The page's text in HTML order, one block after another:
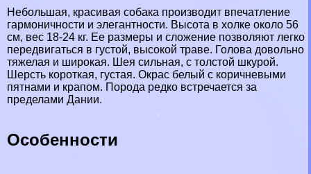
Небольшая, красивая собака производит впечатление
гармоничности и элегантности. Высота в холке около 56
см, вес 18-24 кг. Ее размеры и сложение позволяют легко
передвигаться в густой, высокой траве. Голова довольно
тяжелая и широкая. Шея сильная, с толстой шкурой.
Шерсть короткая, густая. Окрас белый с коричневыми
пятнами и крапом. Порода редко встречается за
пределами Дании.
Особенности